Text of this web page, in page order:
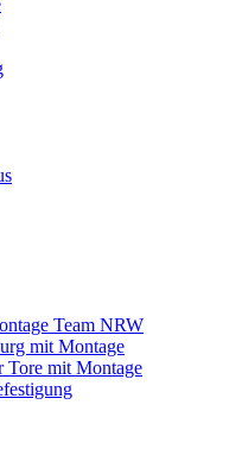
Team NRW
mit Montage
Tore mit Montage